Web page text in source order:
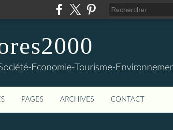
Economie-Tourisme-
PAGES ARCHIVES CONTACT